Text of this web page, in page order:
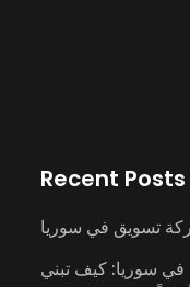
Recent Posts
في سوريا: كيف تبني